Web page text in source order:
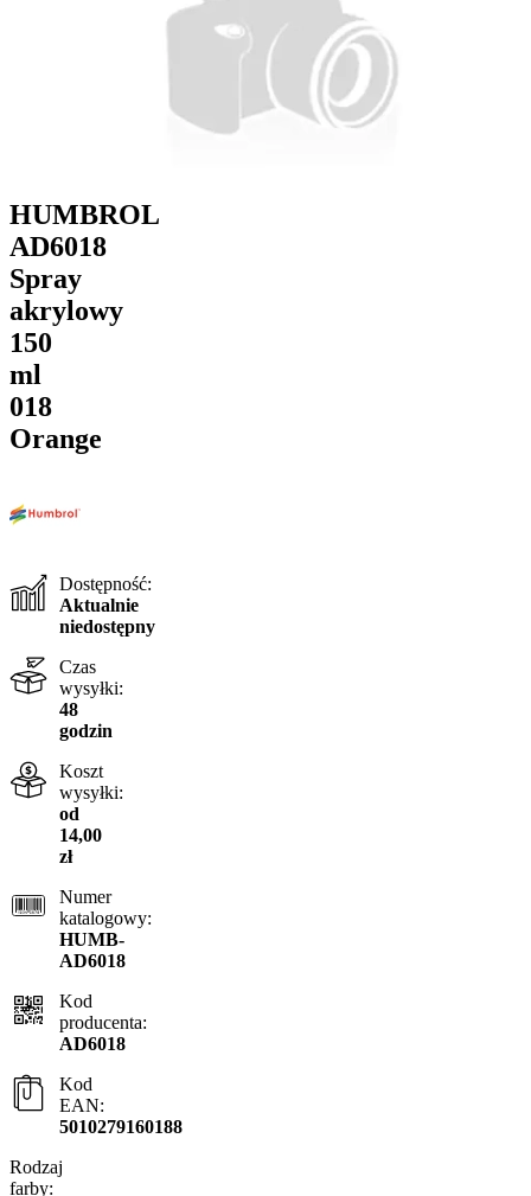
HUMBROL
AD6018
Spray
akrylowy
150
ml
018
Orange
Dostępność:
Aktualnie
niedostępny
Czas
wysyłki:
48
godzin
Koszt
wysyłki:
od
14,00
zł
Numer
katalogowy:
HUMB-
AD6018
Kod
producenta:
AD6018
Kod
EAN:
5010279160188
Rodzaj
farby: